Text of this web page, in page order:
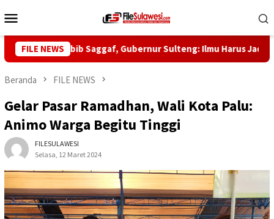
ke
Mobile
FILE NEWS
5 Habib Saggaf, Gubernur Sulteng: Ilmu Harus Jadi Panglima
Beranda FILE NEWS
Gelar Pasar Ramadhan, Wali Kota Palu:
Animo Warga Begitu Tinggi
FILESULAWESI
Selasa, 12 Maret 2024